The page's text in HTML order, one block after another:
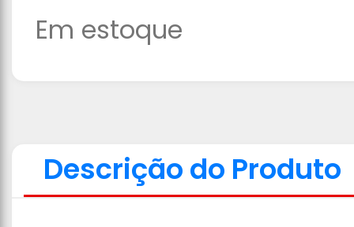
Em estoque
Descrição do Produto